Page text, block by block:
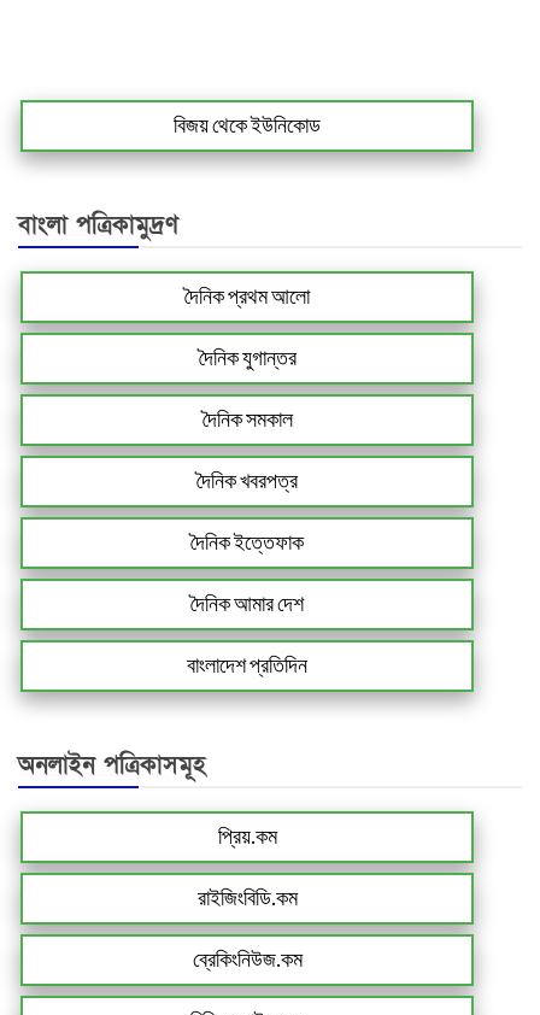
বিজয় থেকে ইউনিকোড
বাংলা পত্রিকামুদ্রণ
দৈনিক প্রথম আলো
দৈনিক যুগান্তর
দৈনিক সমকাল
দৈনিক খবরপত্র
দৈনিক ইত্তেফাক
দৈনিক আমার দেশ
বাংলাদেশ প্রতিদিন
অনলাইন পত্রিকাসমূহ
প্রিয়.কম
রাইজিংবিডি.কম
ব্রেকিংনিউজ.কম